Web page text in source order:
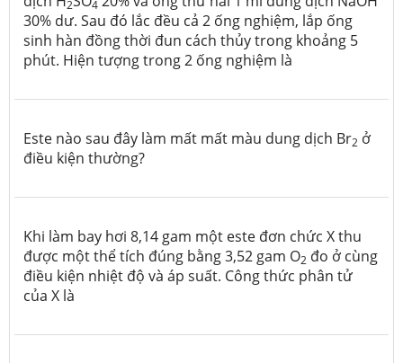
2 4
30% dư. Sau đó lắc đều cả 2 ống nghiệm, lắp ống
sinh hàn đồng thời đun cách thủy trong khoảng 5
phút. Hiện tượng trong 2 ống nghiệm là
Este nào sau đây làm mất mất màu dung dịch Br2 ở
điều kiện thường?
Khi làm bay hơi 8,14 gam một este đơn chức X thu
được một thể tích đúng bằng 3,52 gam O2 đo ở cùng
điều kiện nhiệt độ và áp suất. Công thức phân tử
của X là